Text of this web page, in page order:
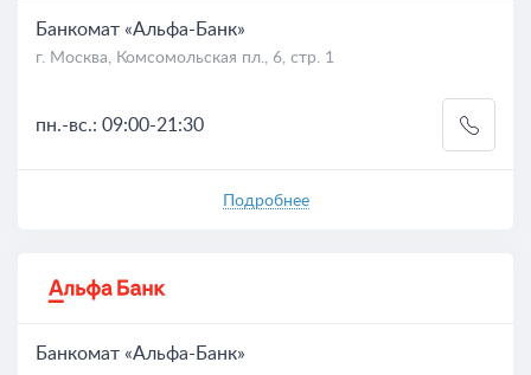
Банкомат «Альфа-Банк»
г. Москва, Комсомольская пл., 6, стр. 1
пн.-вс.: 09:00-21:30
Подробнее
Банкомат «Альфа-Банк»